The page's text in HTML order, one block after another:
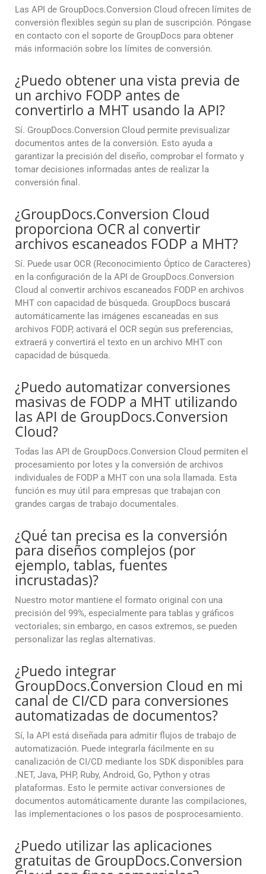
Las API de GroupDocs.Conversion Cloud ofrecen límites de
conversión flexibles según su plan de suscripción. Póngase
en contacto con el soporte de GroupDocs para obtener
más información sobre los límites de conversión.
¿Puedo obtener una vista previa de
un archivo FODP antes de
convertirlo a MHT usando la API?
Sí. GroupDocs.Conversion Cloud permite previsualizar
documentos antes de la conversión. Esto ayuda a
garantizar la precisión del diseño, comprobar el formato y
tomar decisiones informadas antes de realizar la
conversión final.
¿GroupDocs.Conversion Cloud
proporciona OCR al convertir
archivos escaneados FODP a MHT?
Sí. Puede usar OCR (Reconocimiento Óptico de Caracteres)
en la configuración de la API de GroupDocs.Conversion
Cloud al convertir archivos escaneados FODP en archivos
MHT con capacidad de búsqueda. GroupDocs buscará
automáticamente las imágenes escaneadas en sus
archivos FODP, activará el OCR según sus preferencias,
extraerá y convertirá el texto en un archivo MHT con
capacidad de búsqueda.
¿Puedo automatizar conversiones
masivas de FODP a MHT utilizando
las API de GroupDocs.Conversion
Cloud?
Todas las API de GroupDocs.Conversion Cloud permiten el
procesamiento por lotes y la conversión de archivos
individuales de FODP a MHT con una sola llamada. Esta
función es muy útil para empresas que trabajan con
grandes cargas de trabajo documentales.
¿Qué tan precisa es la conversión
para diseños complejos (por
ejemplo, tablas, fuentes
incrustadas)?
Nuestro motor mantiene el formato original con una
precisión del 99%, especialmente para tablas y gráficos
vectoriales; sin embargo, en casos extremos, se pueden
personalizar las reglas alternativas.
¿Puedo integrar
GroupDocs.Conversion Cloud en mi
canal de CI/CD para conversiones
automatizadas de documentos?
Sí, la API está diseñada para admitir flujos de trabajo de
automatización. Puede integrarla fácilmente en su
canalización de CI/CD mediante los SDK disponibles para
.NET, Java, PHP, Ruby, Android, Go, Python y otras
plataformas. Esto le permite activar conversiones de
documentos automáticamente durante las compilaciones,
las implementaciones o los pasos de posprocesamiento.
¿Puedo utilizar las aplicaciones
gratuitas de GroupDocs.Conversion